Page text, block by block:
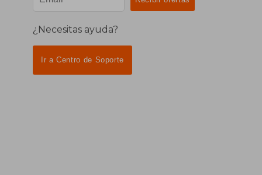
¿Necesitas ayuda?
Ir a Centro de Soporte